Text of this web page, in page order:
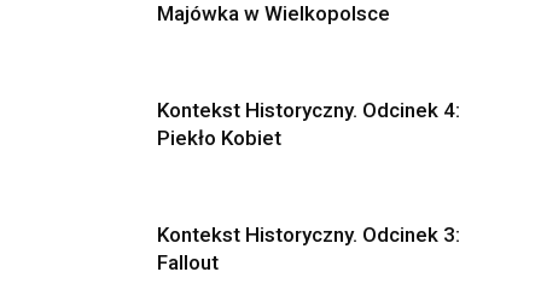
Majówka w Wielkopolsce
Kontekst Historyczny. Odcinek 4:
Piekło Kobiet
Kontekst Historyczny. Odcinek 3:
Fallout